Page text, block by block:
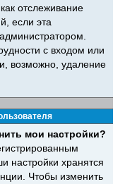
отслеживание
если эта
с входом или
возможно, удаление
мои настройки?
настройки хранятся
Чтобы изменить